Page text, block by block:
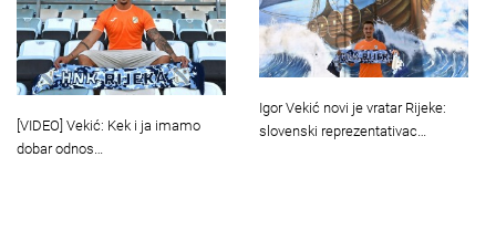
[VIDEO] Vekić: Kek i ja imamo
dobar odnos…
Igor Vekić novi je vratar Rijeke:
slovenski reprezentativac…